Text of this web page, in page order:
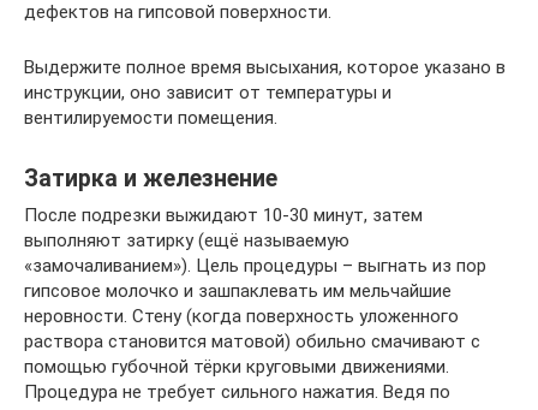
дефектов на гипсовой поверхности.
Выдержите полное время высыхания, которое указано в
инструкции, оно зависит от температуры и
вентилируемости помещения.
Затирка и железнение
После подрезки выжидают 10-30 минут, затем
выполняют затирку (ещё называемую
«замочаливанием»). Цель процедуры – выгнать из пор
гипсовое молочко и зашпаклевать им мельчайшие
неровности. Стену (когда поверхность уложенного
раствора становится матовой) обильно смачивают с
помощью губочной тёрки круговыми движениями.
Процедура не требует сильного нажатия. Ведя по